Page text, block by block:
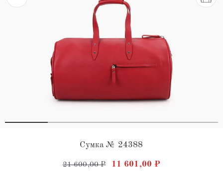
Сумка № 24388
21 600,00₽ Первоначальная цена
11 601,00 ₽Текущая цена: